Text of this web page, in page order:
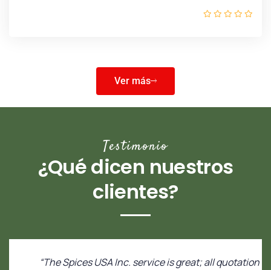
Ver más
Testimonio
¿Qué dicen nuestros
clientes?
“The Spices USA Inc. service is great; all quotation